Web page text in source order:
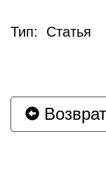
Тип: Статья